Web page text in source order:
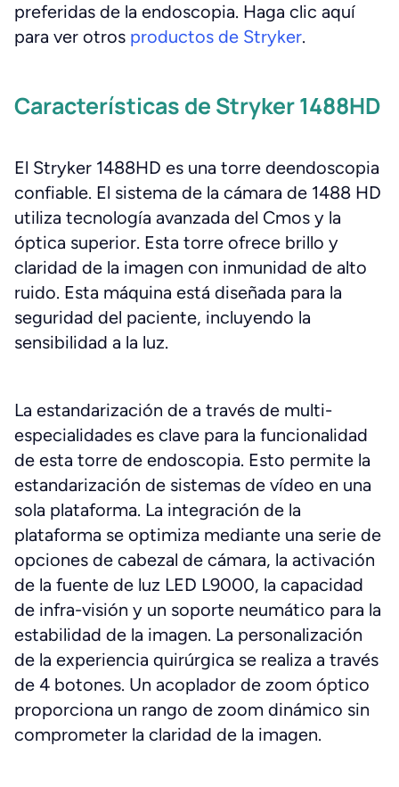
preferidas de la endoscopia. Haga clic aquí
para ver otros productos de Stryker.
Características de Stryker 1488HD
El Stryker 1488HD es una torre deendoscopia
confiable. El sistema de la cámara de 1488 HD
utiliza tecnología avanzada del Cmos y la
óptica superior. Esta torre ofrece brillo y
claridad de la imagen con inmunidad de alto
ruido. Esta máquina está diseñada para la
seguridad del paciente, incluyendo la
sensibilidad a la luz.
La estandarización de a través de multi-
especialidades es clave para la funcionalidad
de esta torre de endoscopia. Esto permite la
estandarización de sistemas de vídeo en una
sola plataforma. La integración de la
plataforma se optimiza mediante una serie de
opciones de cabezal de cámara, la activación
de la fuente de luz LED L9000, la capacidad
de infra-visión y un soporte neumático para la
estabilidad de la imagen. La personalización
de la experiencia quirúrgica se realiza a través
de 4 botones. Un acoplador de zoom óptico
proporciona un rango de zoom dinámico sin
comprometer la claridad de la imagen.